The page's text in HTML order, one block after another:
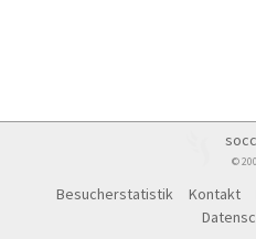
©
Besucherstatistik Kontakt